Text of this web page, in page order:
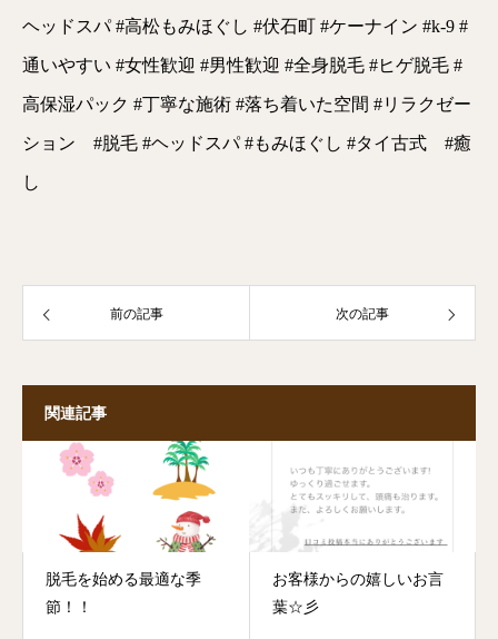
ヘッドスパ #高松もみほぐし #伏石町 #ケーナイン #k-9 #
通いやすい #女性歓迎 #男性歓迎 #全身脱毛 #ヒゲ脱毛 #
高保湿パック #丁寧な施術 #落ち着いた空間 #リラクゼー
ション #脱毛 #ヘッドスパ #もみほぐし #タイ古式 #癒
し
前の記事 次の記事
関連記事
脱毛を始める最適な季
節！！
お客様からの嬉しいお言
葉☆彡